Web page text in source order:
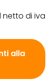
netto di iva
alla